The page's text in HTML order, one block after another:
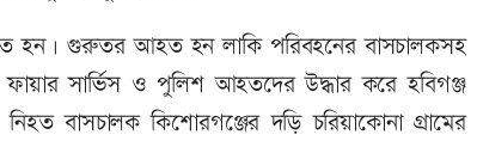
হন। গুরুতর আহত হন লাকি পরিবহনের বাসচালকসহ
সার্ভিস ও পুলিশ আহতদের উদ্ধার করে হবিগঞ্জ
বাসচালক কিশোরগঞ্জের দড়ি চরিয়াকোনা গ্রামের